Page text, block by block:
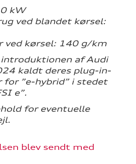
kW
ved blandet kørsel:
ved kørsel: 140 g/km
introduktionen af Audi
kaldt deres plug-in-
for ”e-hybrid” i stedet
e”.
for eventuelle
blev sendt med